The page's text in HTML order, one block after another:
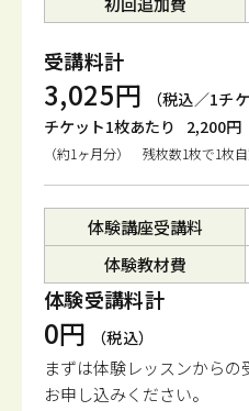
受講料計
3,025円
（税込／1チ
チケット1枚あたり
2,200円
（約1ヶ月分） 残枚数1枚で1枚
体験講座受講料
体験教材費
体験受講料計
0円 （税込）
まずは体験レッスンからの
お申し込みください。